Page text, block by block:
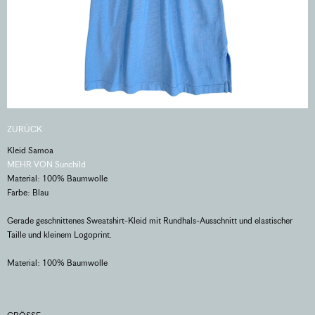
ZURÜCK
Kleid Samoa
MEHR VON Sunchild
Material: 100% Baumwolle
Farbe: Blau
Gerade geschnittenes Sweatshirt-Kleid mit Rundhals-Ausschnitt und elastischer
Taille und kleinem Logoprint.
Material: 100% Baumwolle